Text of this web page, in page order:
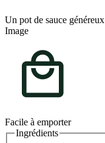
Un pot de sauce généreux
Image
Facile à emporter
Ingrédients